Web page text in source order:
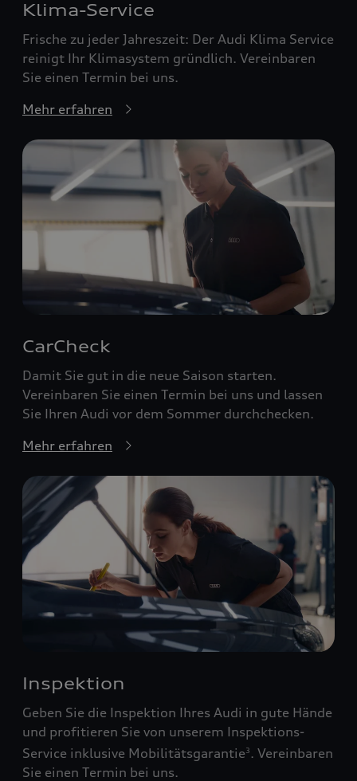
Klima-Service
Frische zu jeder Jahreszeit: Der Audi Klima Service
reinigt Ihr Klimasystem gründlich. Vereinbaren
Sie einen Termin bei uns.
Mehr erfahren
CarCheck
Damit Sie gut in die neue Saison starten.
Vereinbaren Sie einen Termin bei uns und lassen
Sie Ihren Audi vor dem Sommer durchchecken.
Mehr erfahren
Inspektion
Geben Sie die Inspektion Ihres Audi in gute Hände
und profitieren Sie von unserem Inspektions-
Service inklusive Mobilitätsgarantie3 . Vereinbaren
Sie einen Termin bei uns.